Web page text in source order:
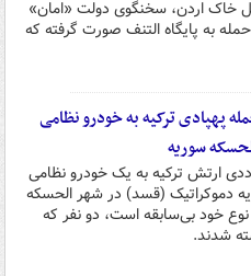
خاک اردن، سخنگوی دولت «امان»
به پایگاه التنف صورت گرفته که
پهپادی ترکیه به خودرو نظامی
سوریه
ارتش ترکیه به یک خودرو نظامی
دموکراتیک (قسد) در شهر الحسکه
خود بی‌سابقه است، دو نفر که
شدند.